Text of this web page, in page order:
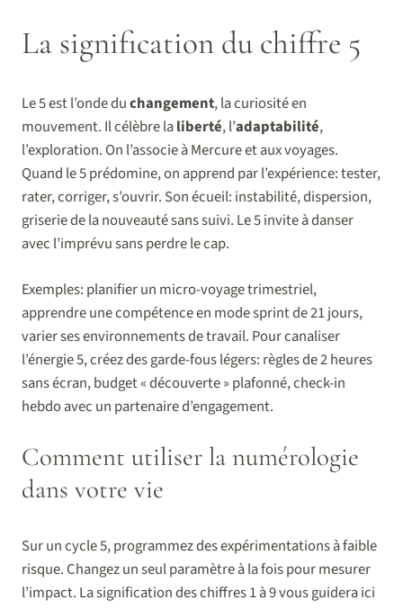
La signification du chiffre 5
Le 5 est l’onde duchangement, la curiosité en
mouvement. Il célèbre laliberté, l’adaptabilité,
l’exploration. On l’associe à Mercure et aux voyages.
Quand le 5 prédomine, on apprend par l’expérience: tester,
rater, corriger, s’ouvrir. Son écueil: instabilité, dispersion,
griserie de la nouveauté sans suivi. Le 5 invite à danser
avec l’imprévu sans perdre le cap.
Exemples: planifier un micro-voyage trimestriel,
apprendre une compétence en mode sprint de 21 jours,
varier ses environnements de travail. Pour canaliser
l’énergie 5, créez des garde-fous légers: règles de 2 heures
sans écran, budget « découverte » plafonné, check-in
hebdo avec un partenaire d’engagement.
Comment utiliser la numérologie
dans votre vie
Sur un cycle 5, programmez des expérimentations à faible
risque. Changez un seul paramètre à la fois pour mesurer
l’impact. La signification des chiffres 1 à 9 vous guidera ici